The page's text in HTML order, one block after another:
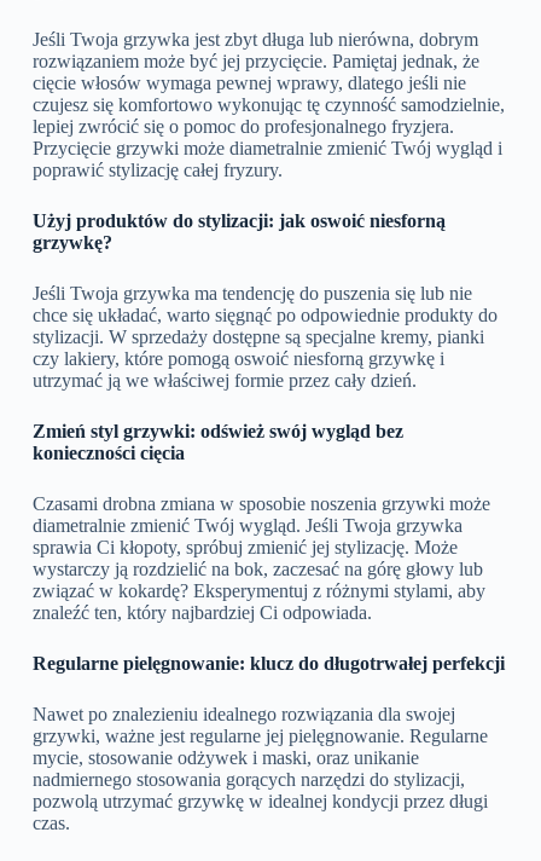
Jeśli Twoja grzywka jest zbyt długa lub nierówna, dobrym
rozwiązaniem może być jej przycięcie. Pamiętaj jednak, że
cięcie włosów wymaga pewnej wprawy, dlatego jeśli nie
czujesz się komfortowo wykonując tę czynność samodzielnie,
lepiej zwrócić się o pomoc do profesjonalnego fryzjera.
Przycięcie grzywki może diametralnie zmienić Twój wygląd i
poprawić stylizację całej fryzury.
Użyj produktów do stylizacji: jak oswoić niesforną
grzywkę?
Jeśli Twoja grzywka ma tendencję do puszenia się lub nie
chce się układać, warto sięgnąć po odpowiednie produkty do
stylizacji. W sprzedaży dostępne są specjalne kremy, pianki
czy lakiery, które pomogą oswoić niesforną grzywkę i
utrzymać ją we właściwej formie przez cały dzień.
Zmień styl grzywki: odśwież swój wygląd bez
konieczności cięcia
Czasami drobna zmiana w sposobie noszenia grzywki może
diametralnie zmienić Twój wygląd. Jeśli Twoja grzywka
sprawia Ci kłopoty, spróbuj zmienić jej stylizację. Może
wystarczy ją rozdzielić na bok, zaczesać na górę głowy lub
związać w kokardę? Eksperymentuj z różnymi stylami, aby
znaleźć ten, który najbardziej Ci odpowiada.
Regularne pielęgnowanie: klucz do długotrwałej perfekcji
Nawet po znalezieniu idealnego rozwiązania dla swojej
grzywki, ważne jest regularne jej pielęgnowanie. Regularne
mycie, stosowanie odżywek i maski, oraz unikanie
nadmiernego stosowania gorących narzędzi do stylizacji,
pozwolą utrzymać grzywkę w idealnej kondycji przez długi
czas.